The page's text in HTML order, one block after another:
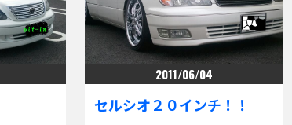
2011/06/04
セルシオ２０インチ！！